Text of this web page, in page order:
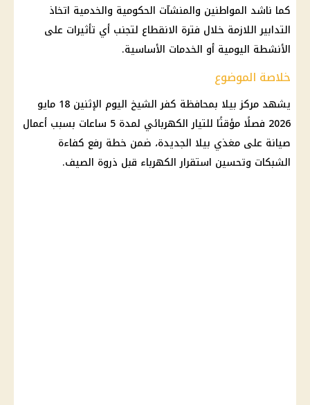
كما ناشد المواطنين والمنشآت الحكومية والخدمية اتخاذ
التدابير اللازمة خلال فترة الانقطاع لتجنب أي تأثيرات على
الأنشطة اليومية أو الخدمات الأساسية.
خلاصة الموضوع
يشهد مركز بيلا بمحافظة كفر الشيخ
اليوم الإثنين 18 مايو
2026 فصلًا مؤقتًا للتيار الكهربائي لمدة 5 ساعات بسبب أعمال
صيانة على مغذي بيلا الجديدة، ضمن خطة رفع كفاءة
الشبكات وتحسين استقرارالكهرباء قبل ذروة الصيف.